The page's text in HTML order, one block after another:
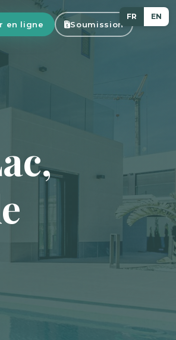
FR EN
en ligne Soumission